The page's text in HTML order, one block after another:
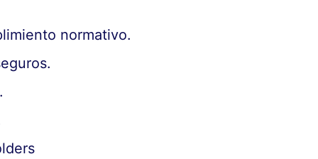
normativo.